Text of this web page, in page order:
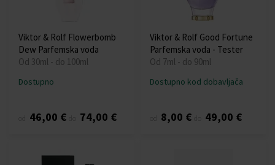
Viktor & Rolf Flowerbomb
Dew Parfemska voda
Od 30ml - do 100ml
Dostupno
46,00 € 74,00 €
Viktor & Rolf Good Fortune
Parfemska voda - Tester
Od 7ml - do 90ml
Dostupno kod dobavljača
8,00 € 49,00 €